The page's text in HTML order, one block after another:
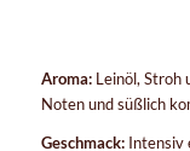
Aroma: Leinöl, Stroh
Noten und süßlich
Geschmack: Intensiv